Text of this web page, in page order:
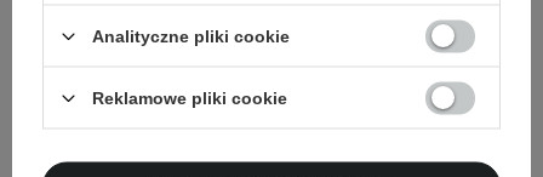
Analityczne pliki cookie
Reklamowe pliki cookie